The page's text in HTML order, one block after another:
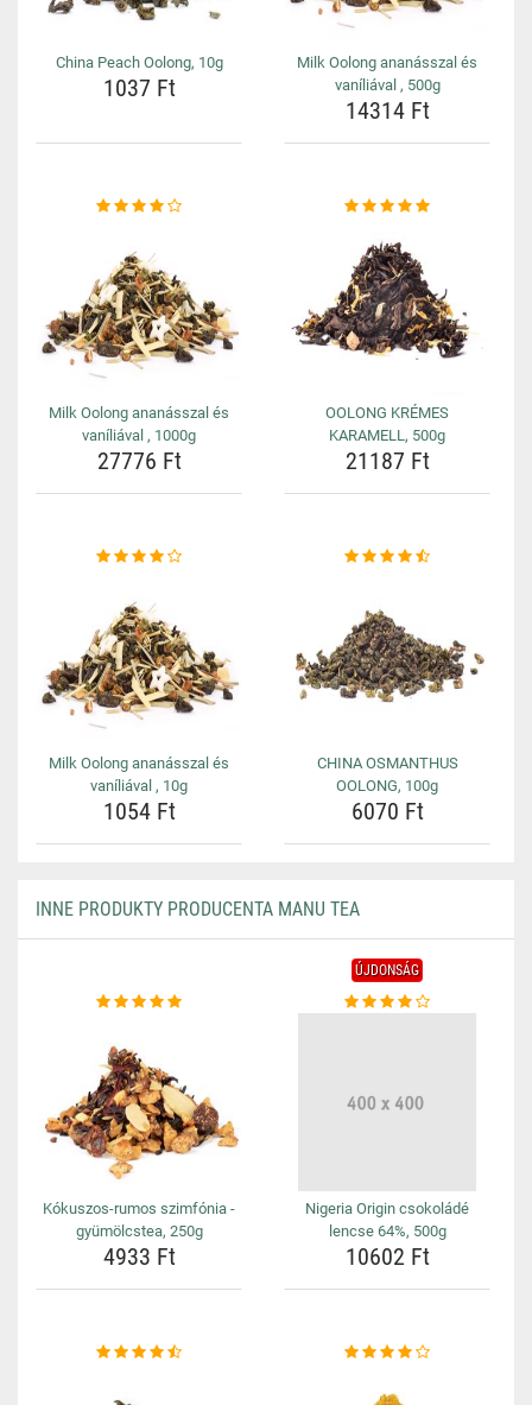
China Peach Oolong, 10g
1037 Ft
Milk Oolong ananásszal és
vaníliával , 500g
14314 Ft
Milk Oolong ananásszal és
vaníliával , 1000g
27776 Ft
OOLONG KRÉMES
KARAMELL, 500g
21187 Ft
Milk Oolong ananásszal és
vaníliával , 10g
1054 Ft
CHINA OSMANTHUS
OOLONG, 100g
6070 Ft
INNE PRODUKTY PRODUCENTA MANU TEA
Kókuszos-rumos szimfónia -
gyümölcstea, 250g
4933 Ft
ÚJDONSÁG
Nigeria Origin csokoládé
lencse 64%, 500g
10602 Ft